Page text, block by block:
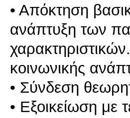
• Απόκτηση
ανάπτυξη των
κοινωνικής
• Σύνδεση
• Εξοικείωση με